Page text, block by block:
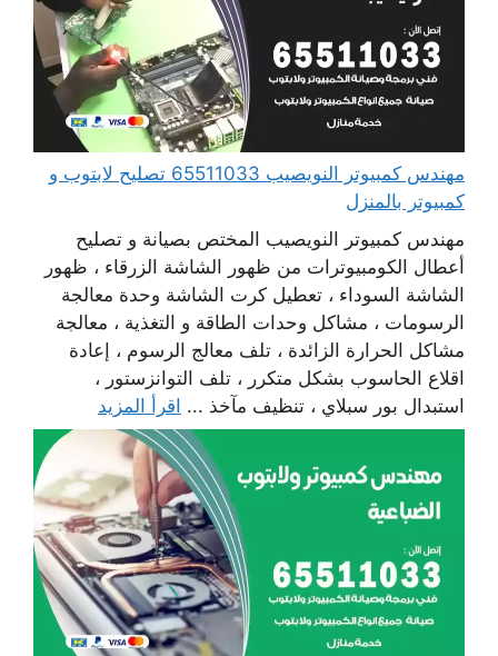
مهندس كمبيوتر النويصيب 65511033 تصليح لابتوب و
كمبيوتر بالمنزل
مهندس كمبيوتر النويصيب المختص بصيانة و تصليح
أعطال الكومبيوترات من ظهور الشاشة الزرقاء ، ظهور
الشاشة السوداء ، تعطيل كرت الشاشة وحدة معالجة
الرسومات ، مشاكل وحدات الطاقة و التغذية ، معالجة
مشاكل الحرارة الزائدة ، تلف معالج الرسوم ، إعادة
اقلاع الحاسوب بشكل متكرر ، تلف التوانزستور ،
استبدال بور سبلاي ، تنظيف مآخذ ... اقرأ المزيد